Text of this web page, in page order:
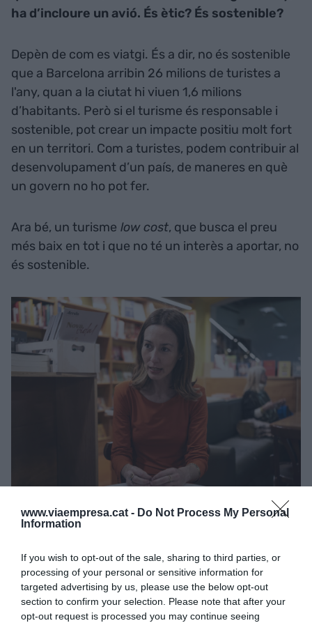
www.viaempresa.cat - Do Not Process My Personal
Information
If you wish to opt-out of the sale, sharing to third parties, or
processing of your personal or sensitive information for
targeted advertising by us, please use the below opt-out
section to confirm your selection. Please note that after your
opt-out request is processed you may continue seeing
ha d’incloure un avió. És ètic? És sostenible?
Depèn de com es viatgi. És a dir, no és sostenible
que a Barcelona arribin 26 milions de turistes a
l'any, quan a la ciutat hi viuen 1,6 milions
d’habitants. Però si el turisme és responsable i
sostenible, pot crear un impacte positiu molt fort
en un territori. Com a turistes, podem contribuir al
desenvolupament d’un país, de maneres en què
un govern no ho pot fer.
Ara bé, un turisme low cost, que busca el preu
més baix en tot i que no té un interès a aportar, no
és sostenible.
la llibreria Altaïr | Mireia Comas
Per què vas decidir fundar l’agència Travel with
No estava dins dels meus plans, però com passa
moltes vegades: el propòsit no el busques, sinó